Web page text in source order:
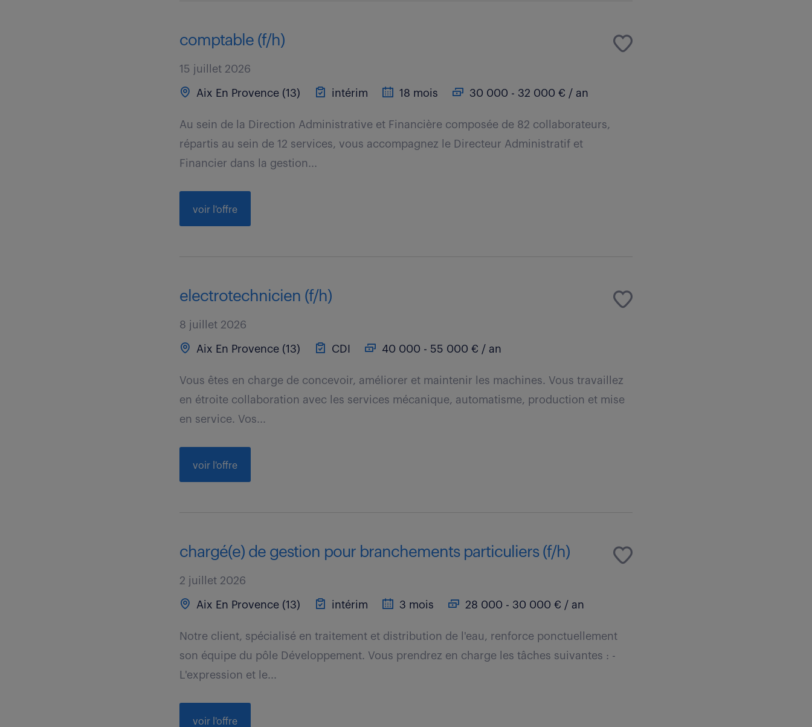
comptable (f/h)
15 juillet 2026
Aix En Provence (13) intérim 18 mois 30 000 - 32 000 € / an
Au sein de la Direction Administrative et Financière composée de 82 collaborateurs,
répartis au sein de 12 services, vous accompagnez le Directeur Administratif et
Financier dans la gestion...
voir l'offre
electrotechnicien (f/h)
8 juillet 2026
Aix En Provence (13) CDI 40 000 - 55 000 € / an
Vous êtes en charge de concevoir, améliorer et maintenir les machines. Vous travaillez
en étroite collaboration avec les services mécanique, automatisme, production et mise
en service. Vos...
voir l'offre
chargé(e) de gestion pour branchements particuliers (f/h)
2 juillet 2026
Aix En Provence (13) intérim 3 mois 28 000 - 30 000 € / an
Notre client, spécialisé en traitement et distribution de l'eau, renforce ponctuellement
son équipe du pôle Développement. Vous prendrez en charge les tâches suivantes : -
L'expression et le...
voir l'offre